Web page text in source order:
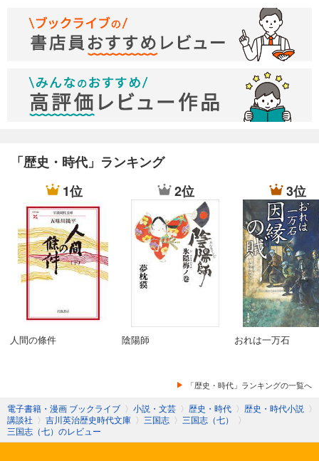
三国志（七）
「歴史・時代」ランキング
1位
人間の條件
2位
陰陽師
3位
おれは一万石
「歴史・時代」ランキングの一覧へ
電子書籍・漫画 ブックライブ 〉 小説・文芸 〉 歴史・時代 〉 歴史・時代小説 〉
講談社 〉 吉川英治歴史時代文庫 〉 三国志 〉 三国志（七）
〉
三国志（七）のレビュー